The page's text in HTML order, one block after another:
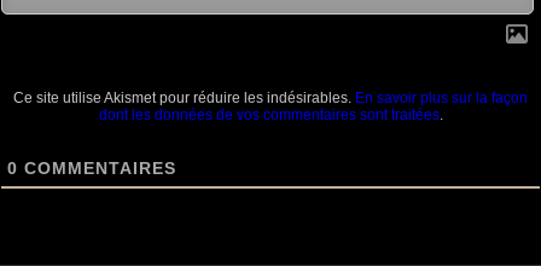
Ce site utilise Akismet pour réduire les indésirables. En savoir plus sur la façon
dont les données de vos commentaires sont traitées.
0 COMMENTAIRES